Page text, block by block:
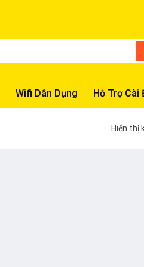
Wifi Dân Dụng Hỗ Trợ Cài
Hiển thị